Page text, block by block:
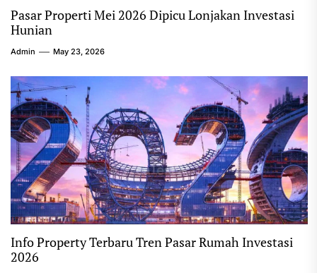
Pasar Properti Mei 2026 Dipicu Lonjakan Investasi
Hunian
Admin May 23, 2026
Info Property Terbaru Tren Pasar Rumah Investasi
2026